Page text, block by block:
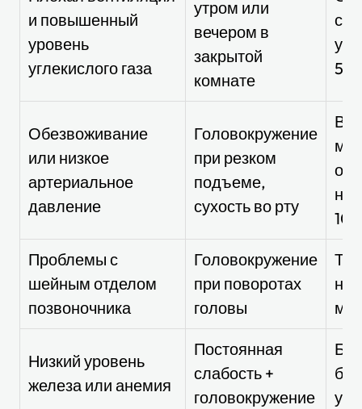
и повышенный
уровень
углекислого газа
утром или
вечером в
закрытой
комнате
Обезвоживание
или низкое
артериальное
давление
Головокружение
при резком
подъеме,
сухость во рту
мл
Проблемы с
шейным отделом
позвоночника
Головокружение
при поворотах
головы
Низкий уровень
железа или анемия
Постоянная
слабость +
головокружение